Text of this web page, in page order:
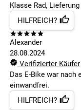
Klasse Rad,
HILFREICH?
Alexander
28.08.2024
Verifizierter Käufer
Das E-Bike war nach
einwandfrei.
HILFREICH?